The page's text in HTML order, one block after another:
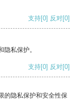
支持[0] 反对[0]
私保护。
支持[0] 反对[0]
的隐私保护和安全性保